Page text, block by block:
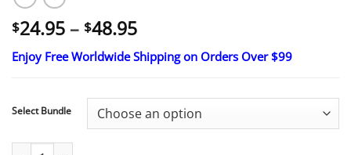
$24.95 – $48.95Price
range:
$24.95
$48.95
Enjoy Free Worldwide Shipping on Orders Over $99
Select Bundle
EasyFit Silikon-Prothesenset quantity